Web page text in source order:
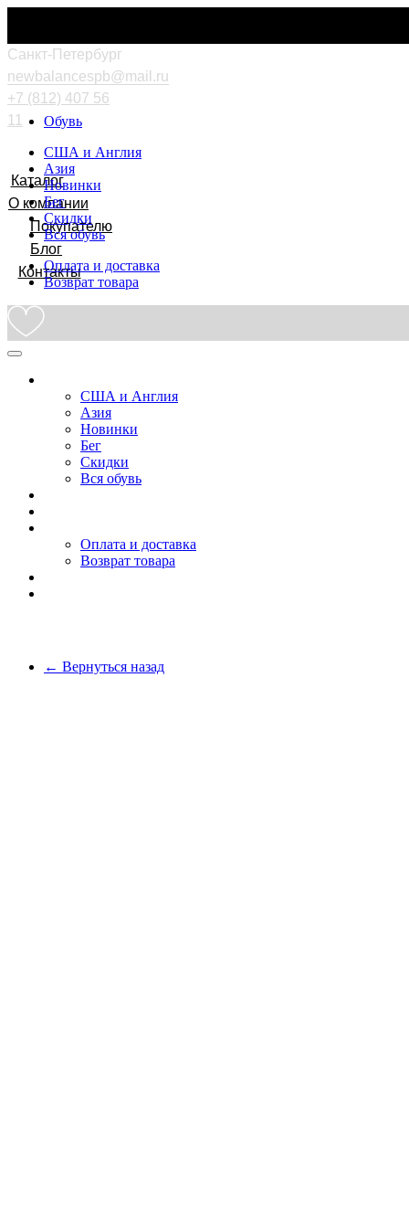
Cанкт-Петербург
newbalancespb@mail.ru
+7 (812) 407 56
11
Каталог
О компании
Покупателю
Блог
Контакты
Обувь
США и Англия
Азия
Новинки
Бег
Скидки
Вся обувь
Оплата и доставка
Возврат товара
США и Англия
Азия
Новинки
Бег
Скидки
Вся обувь
Оплата и доставка
Возврат товара
← Вернуться назад